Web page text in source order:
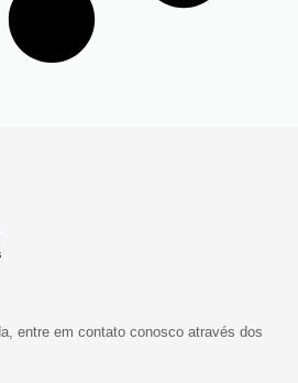
entre em contato conosco através dos